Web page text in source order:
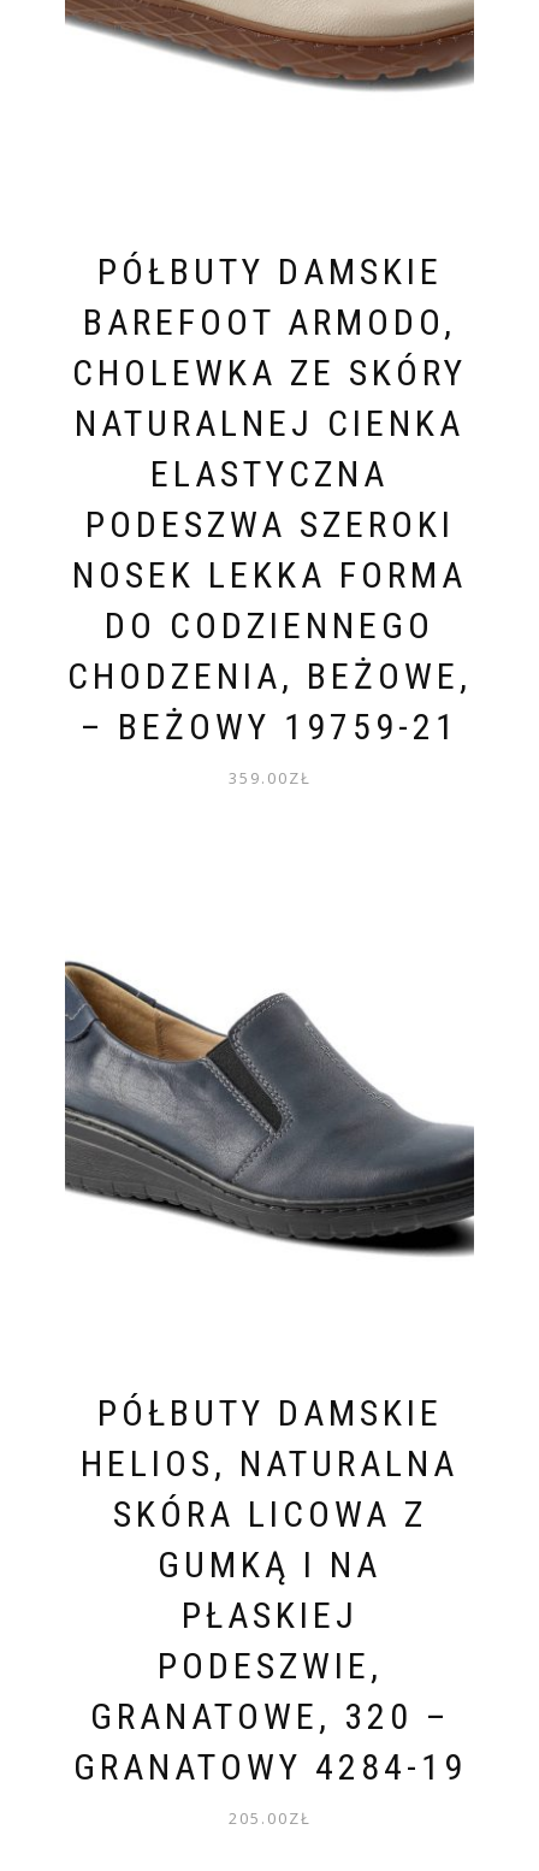
PÓŁBUTY DAMSKIE
BAREFOOT ARMODO,
CHOLEWKA ZE SKÓRY
NATURALNEJ CIENKA
ELASTYCZNA
PODESZWA SZEROKI
NOSEK LEKKA FORMA
DO CODZIENNEGO
CHODZENIA, BEŻOWE,
– BEŻOWY 19759-21
359.00ZŁ
PÓŁBUTY DAMSKIE
HELIOS, NATURALNA
SKÓRA LICOWA Z
GUMKĄ I NA
PŁASKIEJ
PODESZWIE,
GRANATOWE, 320 –
GRANATOWY 4284-19
205.00ZŁ